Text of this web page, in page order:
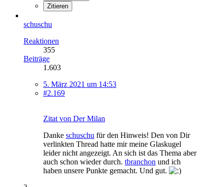
Zitieren
schuschu
Reaktionen
355
Beiträge
1.603
5. März 2021 um 14:53
#2.169
Zitat von Der Milan
Danke schuschu für den Hinweis! Den von Dir
verlinkten Thread hatte mir meine Glaskugel
leider nicht angezeigt. An sich ist das Thema aber
auch schon wieder durch. tbranchon und ich
haben unsere Punkte gemacht. Und gut.